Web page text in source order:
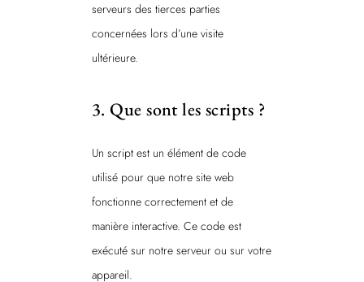
serveurs des tierces parties
concernées lors d’une visite
ultérieure.
3. Que sont les scripts ?
Un script est un élément de code
utilisé pour que notre site web
fonctionne correctement et de
manière interactive. Ce code est
exécuté sur notre serveur ou sur votre
appareil.